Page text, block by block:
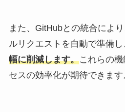
また、GitHubとの統合によ
ルリクエストを自動で準備し
幅に削減します。これらの
セスの効率化が期待できます